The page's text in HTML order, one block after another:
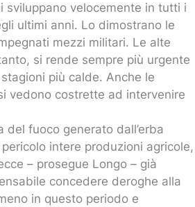
sviluppano velocemente in tutti i
ultimi anni. Lo dimostrano le
mezzi militari. Le alte
si rende sempre più urgente
più calde. Anche le
vedono costrette ad intervenire
fuoco generato dall’erba
intere produzioni agricole,
– prosegue Longo – già
concedere deroghe alla
in questo periodo e